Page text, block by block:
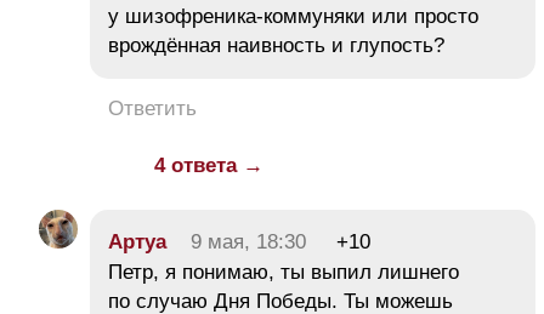
у шизофреника-коммуняки или просто
врождённая наивность и глупость?
Ответить
4 ответа →
Aртуа 9 мая, 18:30
+10
Петр, я понимаю, ты выпил лишнего
по случаю Дня Победы. Ты можешь